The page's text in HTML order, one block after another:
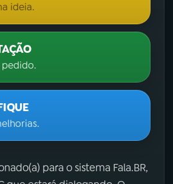
ideia.
pedido.
para o sistema Fala.BR,